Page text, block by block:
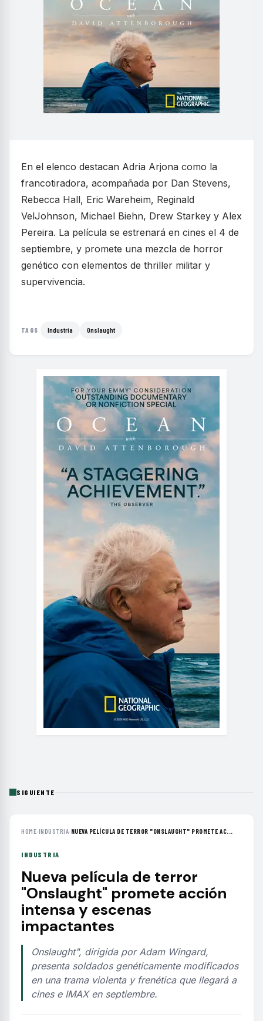
En el elenco destacan Adria Arjona como la
francotiradora, acompañada por Dan Stevens,
Rebecca Hall, Eric Wareheim, Reginald
VelJohnson, Michael Biehn, Drew Starkey y Alex
Pereira. La película se estrenará en cines el 4 de
septiembre, y promete una mezcla de horror
genético con elementos de thriller militar y
supervivencia.
TAGS Industria Onslaught
SIGUIENTE
HOME›INDUSTRIA› NUEVA PELÍCULA DE TERROR "ONSLAUGHT" PROMETE AC...
INDUSTRIA
Nueva película de terror
"Onslaught" promete acción
intensa y escenas
impactantes
Onslaught", dirigida por Adam Wingard,
presenta soldados genéticamente modificados
en una trama violenta y frenética que llegará a
cines e IMAX en septiembre.